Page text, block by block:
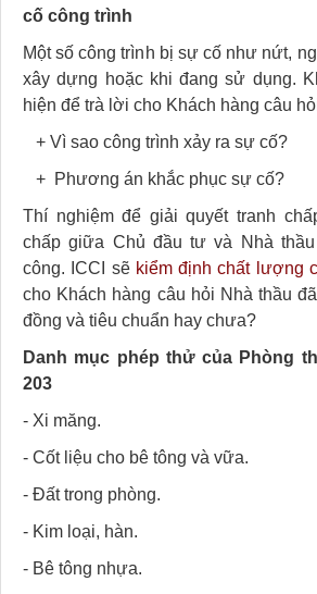
cố công trình
Một số công trình bị sự cố như nứt,
xây dựng hoặc khi đang sử dụng.
hiện để trà lời cho Khách hàng câu
+ Vì sao công trình xảy ra sự cố?
+ Phương án khắc phục sự cố?
Thí nghiệm để giải quyết tranh
chấp giữa Chủ đầu tư và Nhà
công. ICCI sẽ kiểm định chất lượng
cho Khách hàng câu hỏi Nhà thầu
đồng và tiêu chuẩn hay chưa?
Danh mục phép thử của Phòng
203
- Xi măng.
- Cốt liệu cho bê tông và vữa.
- Đất trong phòng.
- Kim loại, hàn.
- Bê tông nhựa.